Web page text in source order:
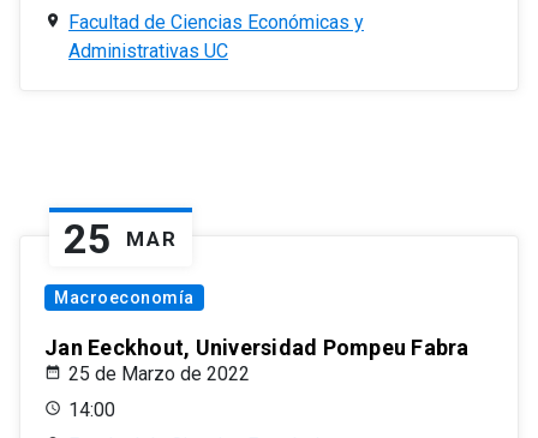
Facultad de Ciencias Económicas y
Administrativas UC
25 MAR
Macroeconomía
Jan Eeckhout, Universidad Pompeu Fabra
25 de Marzo de 2022
14:00